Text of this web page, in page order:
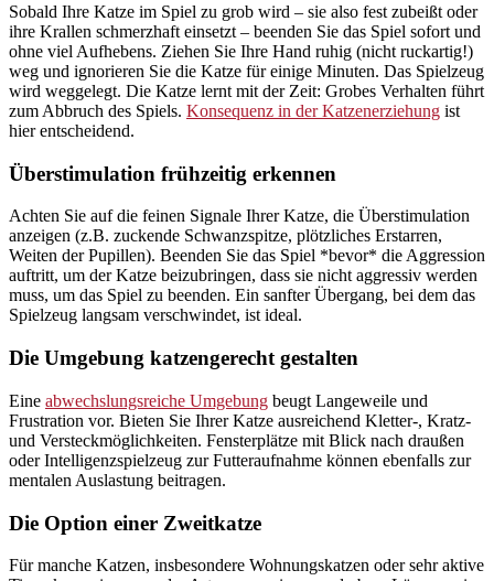
Sobald Ihre Katze im Spiel zu grob wird – sie also fest zubeißt oder
ihre Krallen schmerzhaft einsetzt – beenden Sie das Spiel sofort und
ohne viel Aufhebens. Ziehen Sie Ihre Hand ruhig (nicht ruckartig!)
weg und ignorieren Sie die Katze für einige Minuten. Das Spielzeug
wird weggelegt. Die Katze lernt mit der Zeit: Grobes Verhalten führt
zum Abbruch des Spiels. Konsequenz in der Katzenerziehung ist
hier entscheidend.
Überstimulation frühzeitig erkennen
Achten Sie auf die feinen Signale Ihrer Katze, die Überstimulation
anzeigen (z.B. zuckende Schwanzspitze, plötzliches Erstarren,
Weiten der Pupillen). Beenden Sie das Spiel *bevor* die Aggression
auftritt, um der Katze beizubringen, dass sie nicht aggressiv werden
muss, um das Spiel zu beenden. Ein sanfter Übergang, bei dem das
Spielzeug langsam verschwindet, ist ideal.
Die Umgebung katzengerecht gestalten
Eine abwechslungsreiche Umgebung beugt Langeweile und
Frustration vor. Bieten Sie Ihrer Katze ausreichend Kletter-, Kratz-
und Versteckmöglichkeiten. Fensterplätze mit Blick nach draußen
oder Intelligenzspielzeug zur Futteraufnahme können ebenfalls zur
mentalen Auslastung beitragen.
Die Option einer Zweitkatze
Für manche Katzen, insbesondere Wohnungskatzen oder sehr aktive